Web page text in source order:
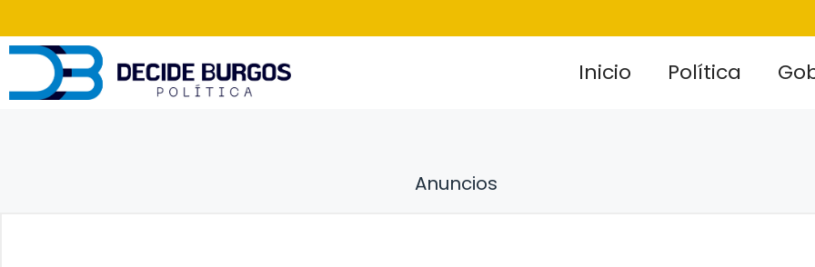
al
contenido
Inicio Política
Anuncios